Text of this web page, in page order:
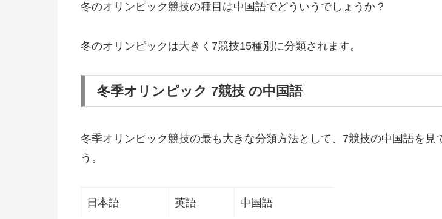
冬のオリンピック競技の種目は中国語でどういうでしょうか？
冬のオリンピックは大きく7競技15種別に分類されます。
冬季オリンピック 7競技 の中国語
冬季オリンピック競技の最も大きな分類方法として、7競技の中国語を見
う。
日本語 英語 中国語